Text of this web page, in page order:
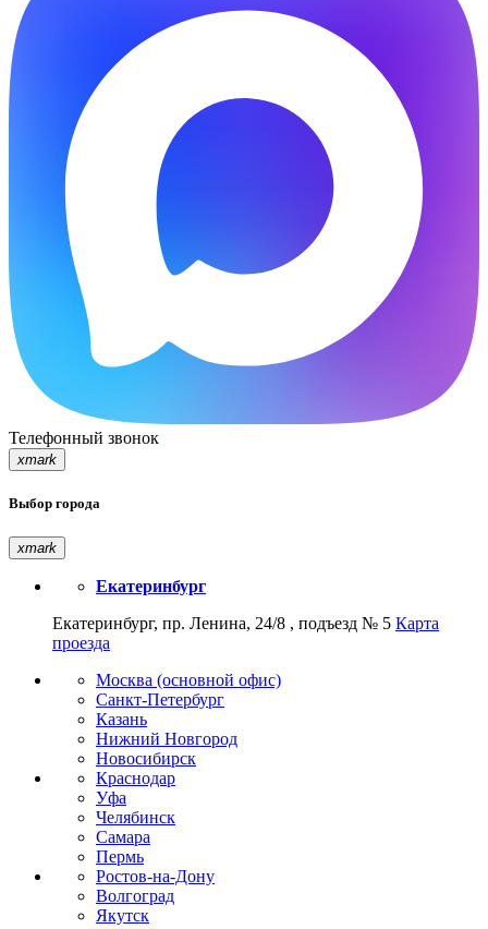
Телефонный звонок
xmark
Выбор города
xmark
Екатеринбург
Екатеринбург, пр. Ленина, 24/8 , подъезд № 5 Карта
проезда
Москва (основной офис)
Санкт-Петербург
Казань
Нижний Новгород
Новосибирск
Краснодар
Уфа
Челябинск
Самара
Пермь
Ростов-на-Дону
Волгоград
Якутск